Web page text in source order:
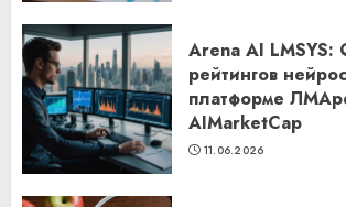
Arena AI LMSYS:
рейтингов
платформе
AIMarketCap
11.06.2026